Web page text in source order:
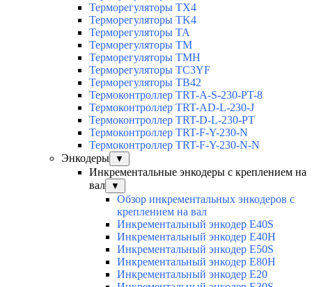
Терморегуляторы TX4
Терморегуляторы TK4
Терморегуляторы TA
Терморегуляторы TM
Терморегуляторы TMH
Терморегуляторы TC3YF
Терморегуляторы TB42
Термоконтроллер TRT-A-S-230-PT-8
Термоконтроллер TRT-AD-L-230-J
Термоконтроллер TRT-D-L-230-PT
Термоконтроллер TRT-F-Y-230-N
Термоконтроллер TRT-F-Y-230-N-N
Энкодеры
▼
Инкрементальные энкодеры с креплением на
вал
▼
Обзор инкрементальных энкодеров с
креплением на вал
Инкрементальный энкодер E40S
Инкрементальный энкодер E40H
Инкрементальный энкодер E50S
Инкрементальный энкодер E80H
Инкрементальный энкодер E20